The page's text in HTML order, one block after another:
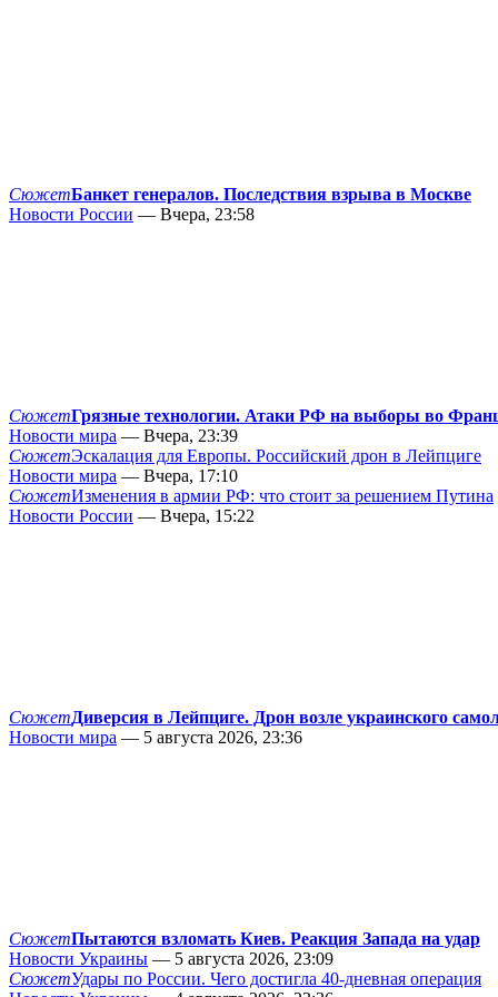
СюжетБанкет генералов. Последствия взрыва в Москве
Новости России — Вчера, 23:58
СюжетГрязные технологии. Атаки РФ на выборы во
Новости мира — Вчера, 23:39
СюжетЭскалация для Европы. Российский дрон в Лейпциге
Новости мира — Вчера, 17:10
СюжетИзменения в армии РФ: что стоит за решением Путина
Новости России — Вчера, 15:22
СюжетДиверсия в Лейпциге. Дрон возле украинского
Новости мира — 5 августа 2026, 23:36
СюжетПытаются взломать Киев. Реакция Запада на удар
Новости Украины — 5 августа 2026, 23:09
СюжетУдары по России. Чего достигла 40-дневная операция